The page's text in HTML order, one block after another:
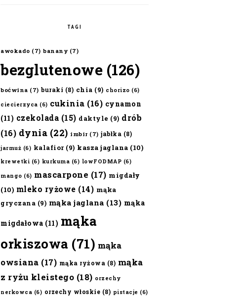
TAGI
awokado (7) banany (7)
bezglutenowe (126)
boćwina (7) buraki (8) chia (9) chorizo (6)
ciecierzyca (6) cukinia (16) cynamon
(11) czekolada (15) daktyle (9) drób
(16) dynia (22) imbir (7) jabłka (8)
jarmuż (6) kalafior(9) kasza jaglana (10)
krewetki (6) kurkuma (6) lowFODMAP (6)
mango (6) mascarpone (17) migdały
(10) mleko ryżowe (14) mąka
gryczana (9) mąka jaglana (13) mąka
migdałowa (11) mąka
orkiszowa (71) mąka
owsiana (17) mąka ryżowa (8) mąka
z ryżu kleistego (18) orzechy
nerkowca (6) orzechy włoskie (8) pistacje (6)